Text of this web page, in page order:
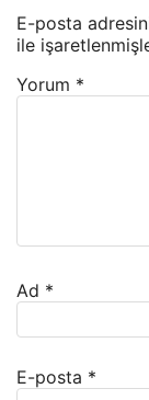
E-posta
ile
Yorum *
Ad *
E-posta *